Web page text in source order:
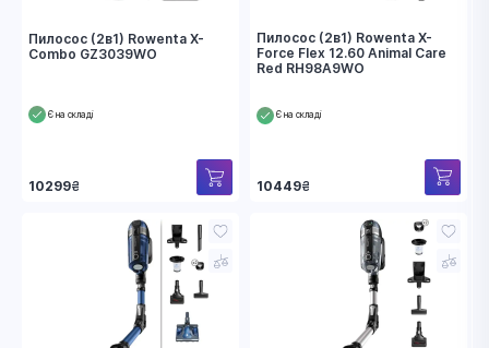
Пилосос (2в1) Rowenta X-
Combo GZ3039WO
Є на складі
10299₴
Пилосос (2в1) Rowenta X-
Force Flex 12.60 Animal Care
Red RH98A9WO
Є на складі
10449₴